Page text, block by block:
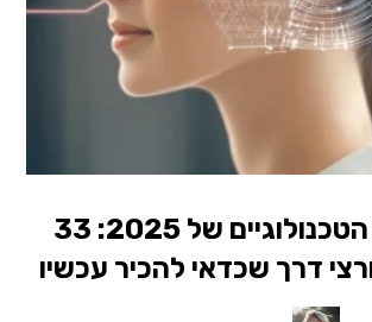
הטרנדים הטכנולוגיים של 2025: 33
דרך שכדאי להכיר עכשיו